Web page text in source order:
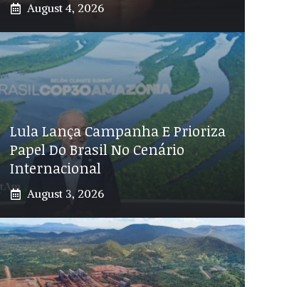
August 4, 2026
Lula Lança Campanha E Prioriza
Papel Do Brasil No Cenário
Internacional
August 3, 2026